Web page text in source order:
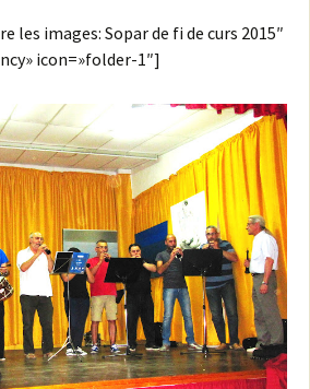
les images: Sopar de fi de curs 2015″
icon=»folder-1″]